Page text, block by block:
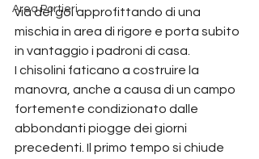
Area Portieri
via del gol approfittando di una
mischia in area di rigore e porta subito
in vantaggio i padroni di casa.
I chisolini faticano a costruire la
manovra, anche a causa di un campo
fortemente condizionato dalle
abbondanti piogge dei giorni
precedenti. Il primo tempo si chiude